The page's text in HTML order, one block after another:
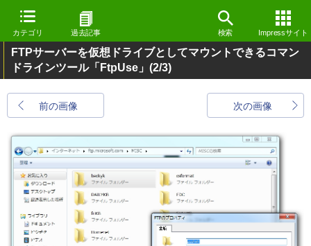
カテゴリ 過去記事 検索 Impressサイト
FTPサーバーを仮想ドライブとしてマウントできるコマン
ドラインツール「FtpUse」 (2/3)
前の画像 次の画像